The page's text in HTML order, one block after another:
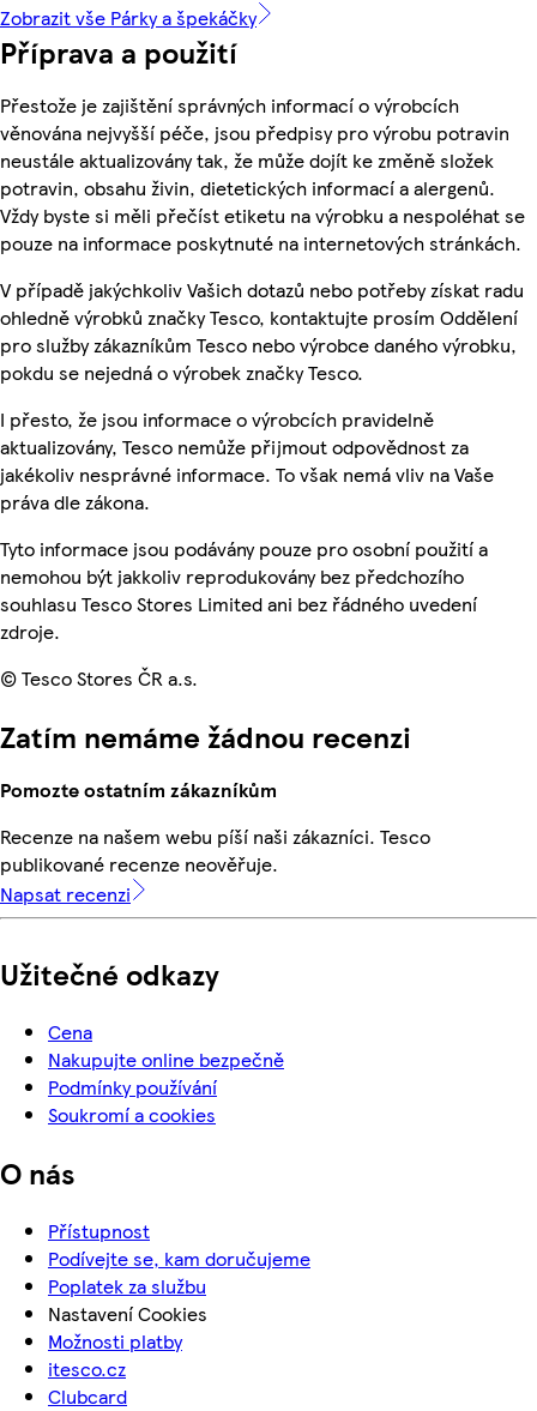
Zobrazit vše Párky a špekáčky
Příprava a použití
Přestože je zajištění správných informací o výrobcích
věnována nejvyšší péče, jsou předpisy pro výrobu potravin
neustále aktualizovány tak, že může dojít ke změně složek
potravin, obsahu živin, dietetických informací a alergenů.
Vždy byste si měli přečíst etiketu na výrobku a nespoléhat se
pouze na informace poskytnuté na internetových stránkách.
V případě jakýchkoliv Vašich dotazů nebo potřeby získat radu
ohledně výrobků značky Tesco, kontaktujte prosím Oddělení
pro služby zákazníkům Tesco nebo výrobce daného výrobku,
pokdu se nejedná o výrobek značky Tesco.
I přesto, že jsou informace o výrobcích pravidelně
aktualizovány, Tesco nemůže přijmout odpovědnost za
jakékoliv nesprávné informace. To však nemá vliv na Vaše
práva dle zákona.
Tyto informace jsou podávány pouze pro osobní použití a
nemohou být jakkoliv reprodukovány bez předchozího
souhlasu Tesco Stores Limited ani bez řádného uvedení
zdroje.
© Tesco Stores ČR a.s.
Zatím nemáme žádnou recenzi
Pomozte ostatním zákazníkům
Recenze na našem webu píší naši zákazníci. Tesco
publikované recenze neověřuje.
Napsat recenzi
Užitečné odkazy
Cena
Nakupujte online bezpečně
Podmínky používání
Soukromí a cookies
O nás
Přístupnost
Podívejte se, kam doručujeme
Poplatek za službu
Nastavení Cookies
Možnosti platby
itesco.cz
Clubcard